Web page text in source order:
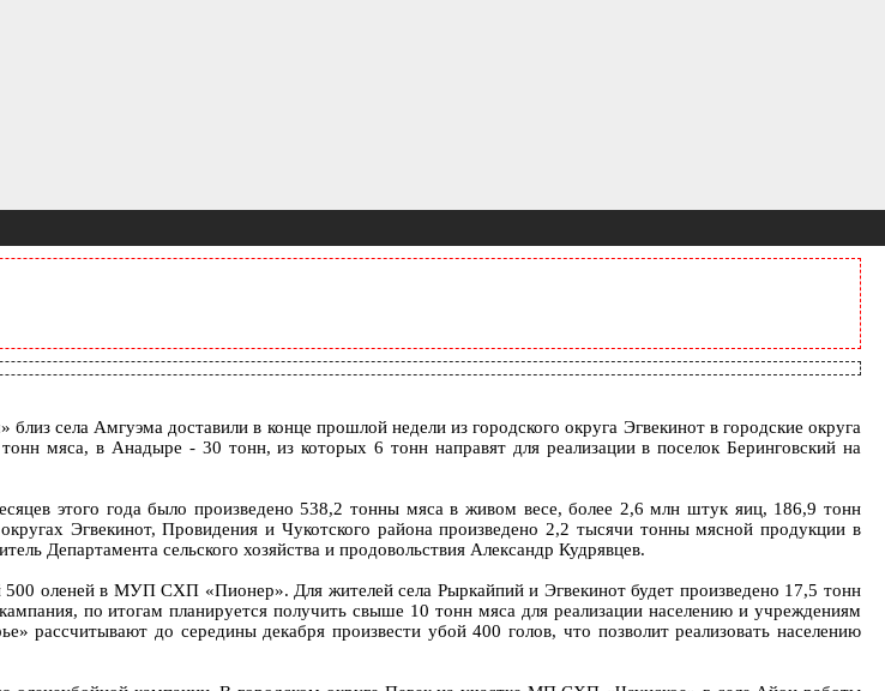
села Амгуэма доставили в конце прошлой недели из городского округа Эгвекинот в городские округа
мяса, в Анадыре - 30 тонн, из которых 6 тонн направят для реализации в поселок Беринговский на
этого года было произведено 538,2 тонны мяса в живом весе, более 2,6 млн штук яиц, 186,9 тонн
Эгвекинот, Провидения и Чукотского района произведено 2,2 тысячи тонны мясной продукции в
Департамента сельского хозяйства и продовольствия Александр Кудрявцев.
500 оленей в МУП СХП «Пионер». Для жителей села Рыркайпий и Эгвекинот будет произведено 17,5 тонн
по итогам планируется получить свыше 10 тонн мяса для реализации населению и учреждениям
до середины декабря произвести убой 400 голов, что позволит реализовать населению